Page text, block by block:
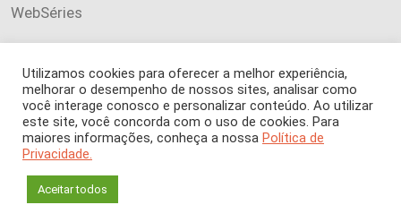
WebSéries
Copyright 2026 INSTITUTO CIÊNCIA HOJE. Todos os direitos
reservados.
Os artigos publicados na revista refletem exclusivamente a
É proibida a reprodução, integral ou parcial, do conteúdo (imagens
Utilizamos cookies para oferecer a melhor experiência,
melhorar o desempenho de nossos sites, analisar como
você interage conosco e personalizar conteúdo. Ao utilizar
este site, você concorda com o uso de cookies. Para
maiores informações, conheça a nossa Política de
Privacidade.
Aceitar todos